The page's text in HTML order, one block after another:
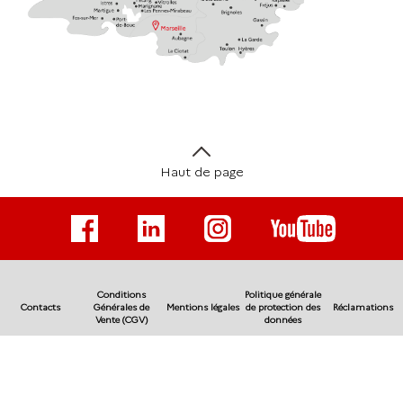
Haut de page
Contacts
Conditions
Générales de
Vente (CGV)
Mentions légales
Politique générale
de protection des
données
Réclamations